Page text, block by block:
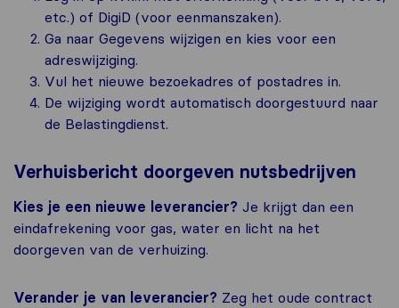
etc.) of DigiD (voor eenmanszaken).
Ga naar Gegevens wijzigen en kies voor een
adreswijziging.
Vul het nieuwe bezoekadres of postadres in.
De wijziging wordt automatisch doorgestuurd naar
de Belastingdienst.
Verhuisbericht doorgeven nutsbedrijven
Kies je een nieuwe leverancier? Je krijgt dan een
eindafrekening voor gas, water en licht na het
doorgeven van de verhuizing.
Verander je van leverancier? Zeg het oude contract